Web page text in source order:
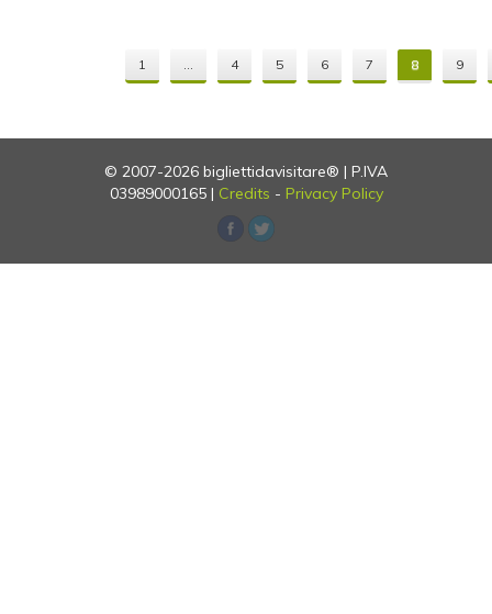
1 4 5 6 7 8 9
© 2007-2026 bigliettidavisitare® | P.IVA
03989000165 | Credits - Privacy Policy